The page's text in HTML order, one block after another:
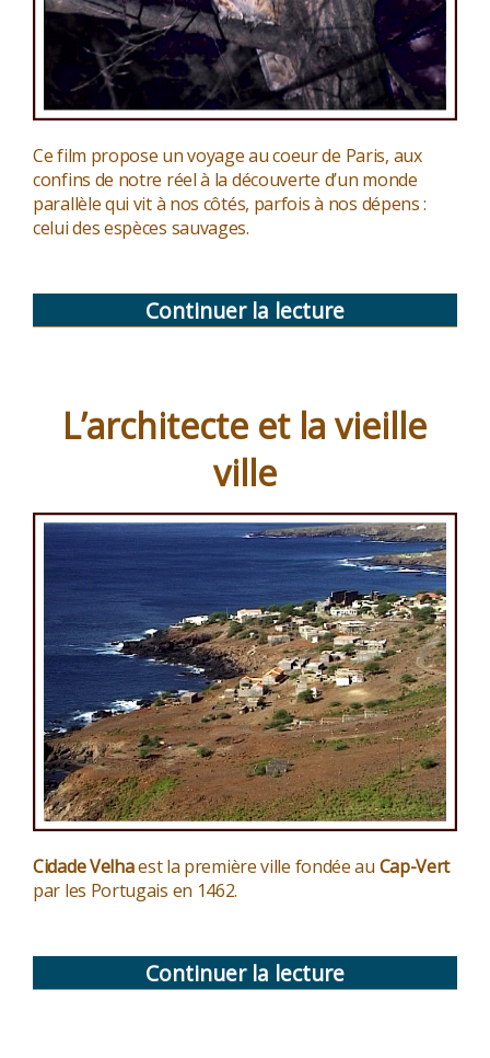
Ce film propose un voyage au coeur de Paris, aux
confins de notre réel à la découverte d’un monde
parallèle qui vit à nos côtés, parfois à nos dépens :
celui des espèces sauvages.
Continuer la lecture
de
Paris »
L’architecte et la vieille
ville
Cidade Velhaest la première ville fondée au Cap-Vert
par les Portugais en 1462.
Continuer la lecture